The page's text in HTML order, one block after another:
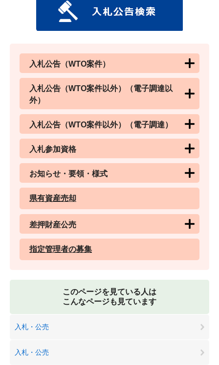
入札公告（WTO案件）
入札公告（WTO案件以外）（電子調達以
外）
入札公告（WTO案件以外）（電子調達）
入札参加資格
お知らせ・要領・様式
県有資産売却
差押財産公売
指定管理者の募集
このページを見ている人は
こんなページも見ています
入札・公売
入札・公売